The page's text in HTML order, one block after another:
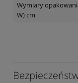
Wymiary
W) cm